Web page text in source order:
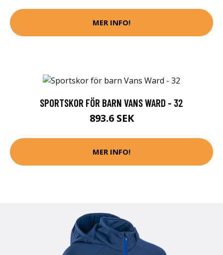
MER INFO!
SPORTSKOR FÖR BARN VANS WARD - 32
893.6 SEK
MER INFO!